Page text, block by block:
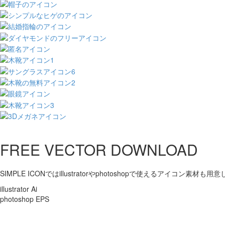
FREE VECTOR DOWNLOAD
SIMPLE ICONではillustratorやphotoshopで使えるアイコン素材も用意
illustrator Ai
photoshop EPS